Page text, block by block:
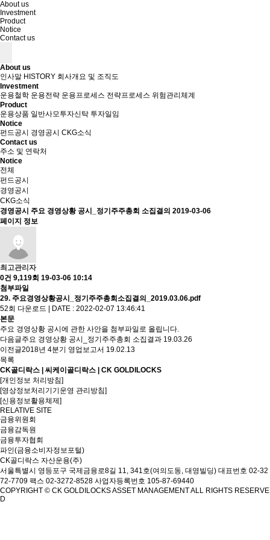
About us
Investment
Product
Notice
Contact us
About us
인사말 HISTORY 회사개요 및 조직도
Investment
운용철학 운용전략 운용프로세스 전략프로세스 위험관리체계
Product
운용상품 일반사모투자신탁 투자일임
Notice
펀드공시
경영공시 CKG소식
Contact us
주소 및 연락처
Notice
전체
펀드공시
경영공시
CKG소식
경영공시 주요 경영상황 공시_정기주주총회 소집결의 2019-03-06
페이지 정보
최고관리자
0건 9,119회 19-03-06 10:14
첨부파일
29. 주요경영상황공시_정기주주총회소집결의_2019.03.06.pdf
52회 다운로드 | DATE : 2022-02-07 13:46:41
본문
주요 경영상황 공시에 관한 사안을 첨부파일로 올립니다.
다음글주요 경영상황 공시_정기주주총회 소집결과 19.03.26
이전글2018년 4분기 영업보고서 19.02.13
목록
CK골디락스 | 씨케이골디락스 | CK GOLDILOCKS
[개인정보 처리방침]
[영상정보처리기기운영 관리방침]
[신용정보활용체제]
RELATIVE SITE
금융위원회
금융감독원
금융투자협회
파인(금융소비자정보포털)
CK골디락스 자산운용(주)
서울특별시 영등포구 국제금융로8길 11, 341호(여의도동, 대영빌딩) 대표번호 02-32
72-7709 팩스 02-3272-8528 사업자등록번호 105-87-69440
COPYRIGHT © CK GOLDILOCKS ASSET MANAGEMENT ALL RIGHTS RESERVE
D